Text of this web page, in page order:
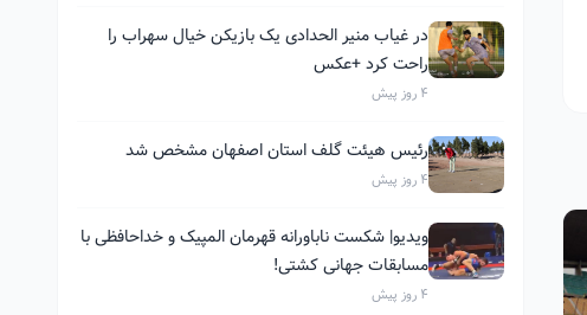
در غیاب منیر الحدادی یک بازیکن خیال سهراب را
راحت کرد +عکس
4 روز پیش
رئیس هیئت گلف استان اصفهان مشخص شد
4 روز پیش
ویدیو| شکست ناباورانه قهرمان المپیک و خداحافظی با
مسابقات جهانی کشتی!
4 روز پیش